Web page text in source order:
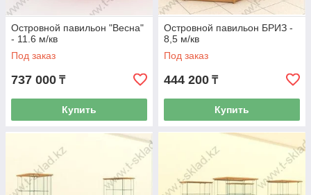
Островной павильон "Весна"
- 11.6 м/кв
Под заказ
737 000 ₸
Купить
Островной павильон БРИЗ -
8,5 м/кв
Под заказ
444 200 ₸
Купить